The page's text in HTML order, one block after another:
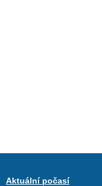
Aktuální počasí